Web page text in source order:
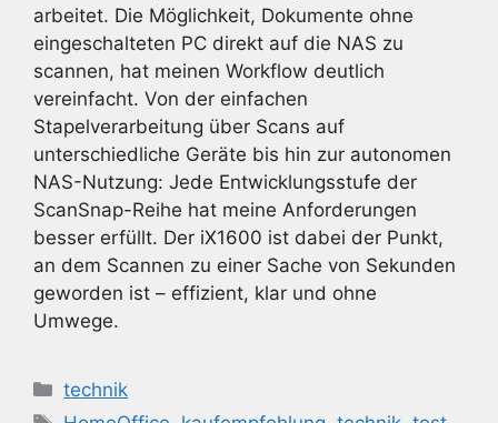
arbeitet. Die Möglichkeit, Dokumente ohne
eingeschalteten PC direkt auf die NAS zu
scannen, hat meinen Workflow deutlich
vereinfacht. Von der einfachen
Stapelverarbeitung über Scans auf
unterschiedliche Geräte bis hin zur autonomen
NAS-Nutzung: Jede Entwicklungsstufe der
ScanSnap-Reihe hat meine Anforderungen
besser erfüllt. Der iX1600 ist dabei der Punkt,
an dem Scannen zu einer Sache von Sekunden
geworden ist – effizient, klar und ohne
Umwege.
Kategorien
technik
Schlagwörter